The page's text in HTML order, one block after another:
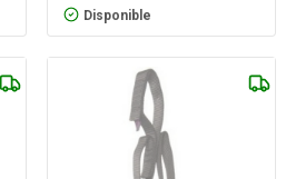
Disponible